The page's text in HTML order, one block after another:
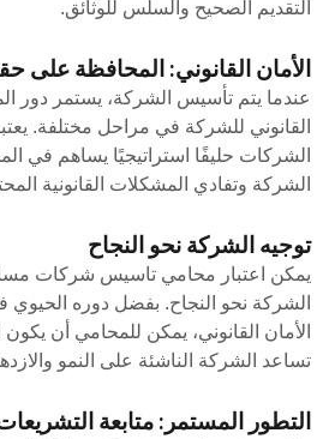
التقديم الصحيح والسلس للوثائق.
الأمان القانوني: المحافظة على
عندما يتم تأسيس الشركة، يستمر دور
القانوني للشركة في مراحل مختلفة.
الشركات حليفًا استراتيجيًا يساهم في
الشركة وتفادي المشكلات القانونية
توجيه الشركة نحو النجاح
يمكن اعتبار محامي تاسيس شركات
الشركة نحو النجاح. بفضل دوره
الأمان القانوني، يمكن للمحامي أن يكون
تساعد الشركة الناشئة على النمو
التطور المستمر: متابعة